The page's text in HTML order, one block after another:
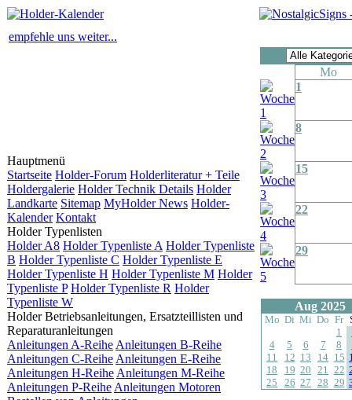
empfehle uns weiter...
Hauptmenü
Startseite Holder-Forum Holderliteratur + Teile
Holdergalerie Holder Technik Details Holder
Landkarte Sitemap MyHolder News Holder-
Kalender Kontakt
Holder Typenlisten
Holder A8 Holder Typenliste A Holder Typenliste
B Holder Typenliste C Holder Typenliste E
Holder Typenliste H Holder Typenliste M Holder
Typenliste P Holder Typenliste R Holder
Typenliste W
Holder Betriebsanleitungen, Ersatzteillisten und
Reparaturanleitungen
Anleitungen A-Reihe Anleitungen B-Reihe
Anleitungen C-Reihe Anleitungen E-Reihe
Anleitungen H-Reihe Anleitungen M-Reihe
Anleitungen P-Reihe Anleitungen Motoren
Mo
1
8
15
22
29
Aug 2025
Mo Di Mi Do Fr
1
4
5 6 7 8
11
12 13 14 15
18
19 20 21 22
25
26 27 28 29